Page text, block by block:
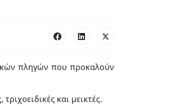
πληγών που προκαλούν
και μεικτές.